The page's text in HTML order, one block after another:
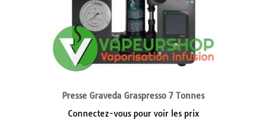
Presse Graveda Graspresso 7 Tonnes
Connectez-vous pour voir les prix